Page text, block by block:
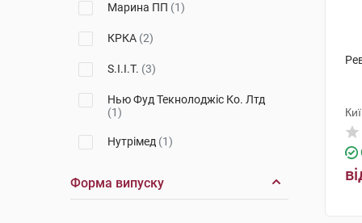
Марина ПП (1)
КРКА (2)
S.I.I.T. (3)
Нью Фуд Текнолоджіс Ко. Лтд
(1)
Нутрімед (1)
Юва Санте Інтернешинал(1)
Форма випуску